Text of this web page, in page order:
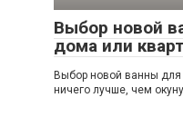
Выбор новой
дома или
Выбор новой ванны для
ничего лучше, чем